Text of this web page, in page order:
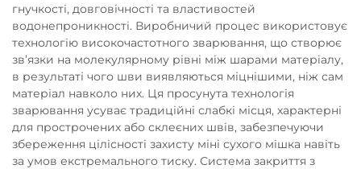
гнучкості, довговічності та властивостей
водонепроникності. Виробничий процес використовує
технологію високочастотного зварювання, що створює
зв’язки на молекулярному рівні між шарами матеріалу,
в результаті чого шви виявляються міцнішими, ніж сам
матеріал навколо них. Ця просунута технологія
зварювання усуває традиційні слабкі місця, характерні
для прострочених або склеєних швів, забезпечуючи
збереження цілісності захисту міні сухого мішка навіть
за умов екстремального тиску. Система закриття з